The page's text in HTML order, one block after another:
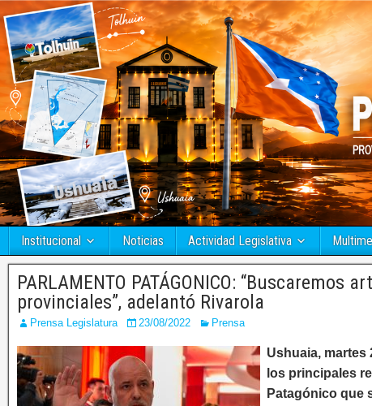
Institucional Noticias Actividad Legislativa
PARLAMENTO PATÁGONICO:
provinciales”, adelantó Rivarola
Prensa Legislatura 23/08/2022 Prensa
Ushuaia, martes
los principales
Patagónico que